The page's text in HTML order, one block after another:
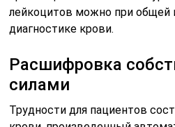
прокрашен и просмотрел с
морфологических изменений
какой-то популяции клеток
«запротестовать» (отказаться